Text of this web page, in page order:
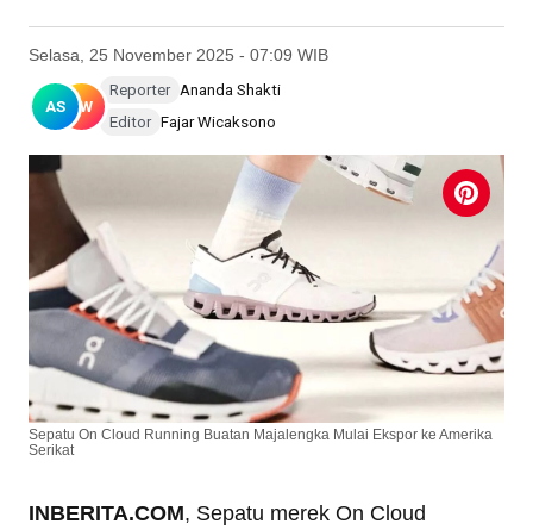
Selasa, 25 November 2025 - 07:09 WIB
AS FW
Reporter Ananda Shakti
Editor Fajar Wicaksono
Sepatu On Cloud Running Buatan Majalengka Mulai Ekspor ke Amerika
Serikat
INBERITA.COM, Sepatu merek On Cloud